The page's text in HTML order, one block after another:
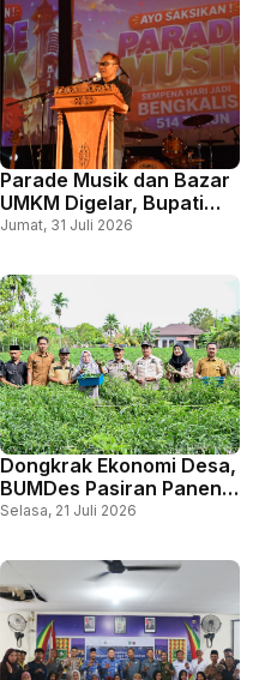
Parade Musik dan Bazar
UMKM Digelar, Bupati
Bengkalis Harapkan Jadi
Penggerak Ekonomi
Jumat, 31 Juli 2026
Dongkrak Ekonomi Desa,
BUMDes Pasiran Panen
1,5 Ton Cabai Bersama
Selasa, 21 Juli 2026